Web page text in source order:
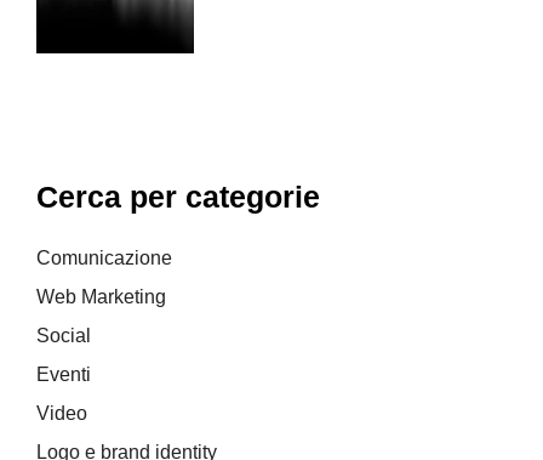
Cerca per categorie
Comunicazione
Web Marketing
Social
Eventi
Video
Logo e brand identity